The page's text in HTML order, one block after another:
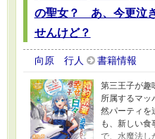
の聖女？ あ、今更泣
せんけど？
向原 行人 書籍情報
第三王子が趣
所属するマッ
然パーティを
も、新しい食
で、水魔法し